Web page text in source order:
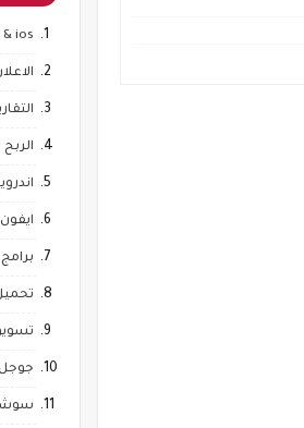
ios
ايفون